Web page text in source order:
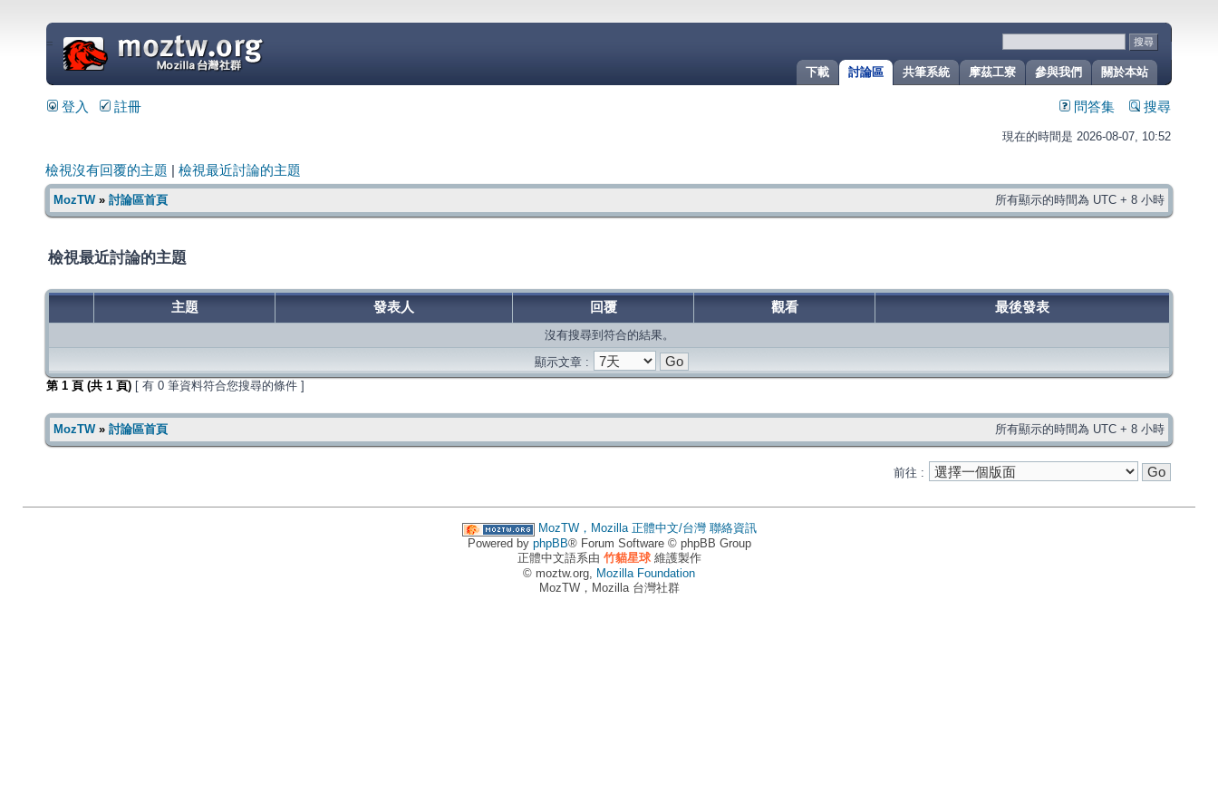
關於本站
參與我們
摩茲工寮
共筆系統
討論區
下載
=
登入 註冊 問答集 搜尋
現在的時間是 2026-08-07, 10:52
檢視沒有回覆的主題 檢視最近討論的主題
MozTW» 討論區首頁 所有顯示的時間為 UTC + 8 小時
檢視最近討論的主題
主題 發表人 回覆 觀看 最後發表
沒有搜尋到符合的結果。
顯示文章 :
第 1 頁 (共 1 頁) [ 有 0 筆資料符合您搜尋的條件 ]
MozTW» 討論區首頁 所有顯示的時間為 UTC + 8 小時
前往 :
MozTW，Mozilla 正體中文/台灣 聯絡資訊
Powered by phpBB® Forum Software © phpBB Group
正體中文語系由 竹貓星球維護製作
© moztw.org, Mozilla Foundation
MozTW，Mozilla 台灣社群